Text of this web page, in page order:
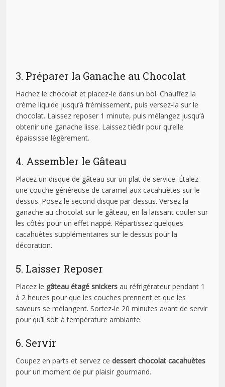
3. Préparer la Ganache au Chocolat
Hachez le chocolat et placez-le dans un bol. Chauffez la
crème liquide jusqu’à frémissement, puis versez-la sur le
chocolat. Laissez reposer 1 minute, puis mélangez jusqu’à
obtenir une ganache lisse. Laissez tiédir pour qu’elle
épaississe légèrement.
4. Assembler le Gâteau
Placez un disque de gâteau sur un plat de service. Étalez
une couche généreuse de caramel aux cacahuètes sur le
dessus. Posez le second disque par-dessus. Versez la
ganache au chocolat sur le gâteau, en la laissant couler sur
les côtés pour un effet nappé. Répartissez quelques
cacahuètes supplémentaires sur le dessus pour la
décoration.
5. Laisser Reposer
Placez le gâteau étagé snickers au réfrigérateur pendant 1
à 2 heures pour que les couches prennent et que les
saveurs se mélangent. Sortez-le 20 minutes avant de servir
pour qu’il soit à température ambiante.
6. Servir
Coupez en parts et servez cedessert chocolat cacahuètes
pour un moment de pur plaisir gourmand.